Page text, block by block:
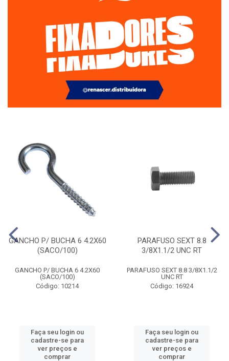
GANCHO P/ BUCHA 6 4.2X60
(SACO/100)
GANCHO P/ BUCHA 6 4.2X60
(SACO/100)
Código: 10214
Faça seu login ou
cadastre-se para
ver preços e
comprar
PARAFUSO SEXT 8.8
3/8X1.1/2 UNC RT
PARAFUSO SEXT 8.8 3/8X1.1/2
UNC RT
Código: 16924
Faça seu login ou
cadastre-se para
ver preços e
comprar